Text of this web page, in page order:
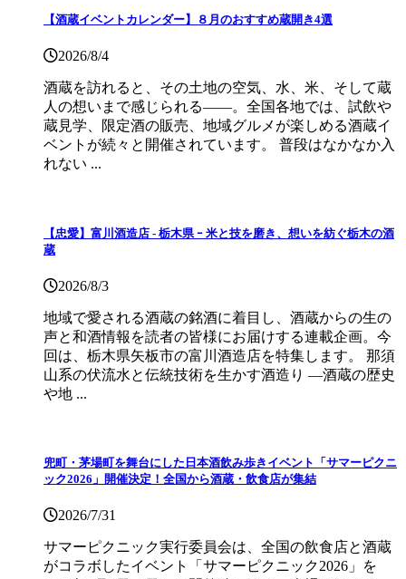
【酒蔵イベントカレンダー】８月のおすすめ蔵開き4選
2026/8/4
酒蔵を訪れると、その土地の空気、水、米、そして蔵
人の想いまで感じられる——。全国各地では、試飲や
蔵見学、限定酒の販売、地域グルメが楽しめる酒蔵イ
ベントが続々と開催されています。 普段はなかなか入
れない ...
【忠愛】富川酒造店 ‐ 栃木県 ｰ 米と技を磨き、想いを紡ぐ栃木の酒
蔵
2026/8/3
地域で愛される酒蔵の銘酒に着目し、酒蔵からの生の
声と和酒情報を読者の皆様にお届けする連載企画。今
回は、栃木県矢板市の富川酒造店を特集します。 那須
山系の伏流水と伝統技術を生かす酒造り ―酒蔵の歴史
や地 ...
兜町・茅場町を舞台にした日本酒飲み歩きイベント「サマーピクニ
ック2026」開催決定！全国から酒蔵・飲食店が集結
2026/7/31
サマーピクニック実⾏委員会は、全国の飲⾷店と酒蔵
がコラボしたイベント「サマーピクニック2026」を